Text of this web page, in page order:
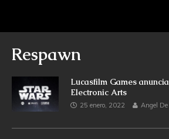
Respawn
Lucasfilm Games
Electronic Arts
25 enero, 2022 Angel De